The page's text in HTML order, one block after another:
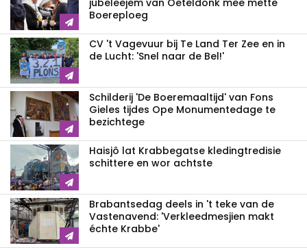
jubeleejem van Oeteldonk mee mette
Boereploeg
CV 't Vagevuur bij Te Land Ter Zee en in
de Lucht: 'Snel naar de Bel!'
Schilderij 'De Boeremaaltijd' van Fons
Gieles tijdes Ope Monumentedage te
bezichtege
Haisjô lat Krabbegatse kledingtredisie
schittere en wor achtste
Brabantsedag deels in 't teke van de
Vastenavend: 'Verkleedmesjien makt
échte Krabbe'